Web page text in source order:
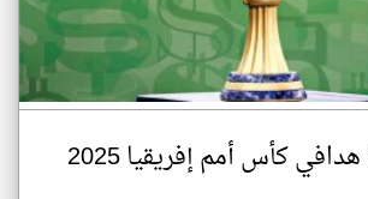
كأس أمم إفريقيا 2025